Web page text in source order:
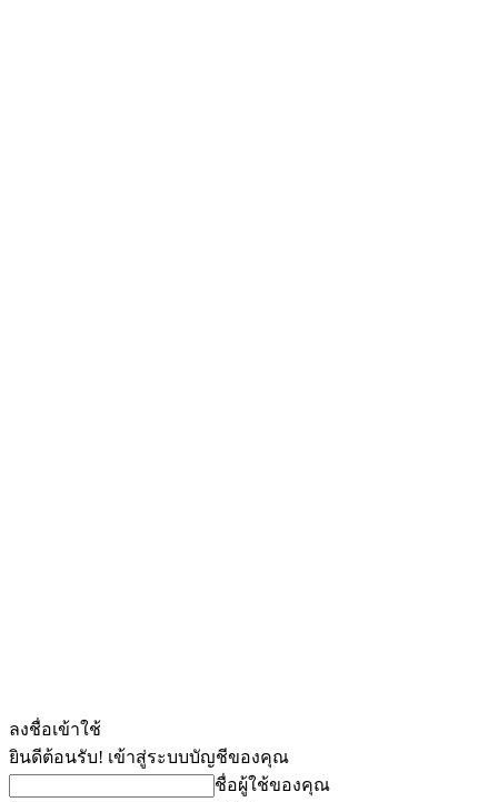
ลงชื่อเข้าใช้
ยินดีต้อนรับ! เข้าสู่ระบบบัญชีของคุณ
ชื่อผู้ใช้ของคุณ